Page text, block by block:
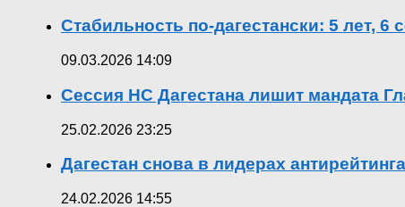
Стабильность по-дагестански: 5 лет,
09.03.2026 14:09
Сессия НС Дагестана лишит мандата
25.02.2026 23:25
Дагестан снова в лидерах
24.02.2026 14:55